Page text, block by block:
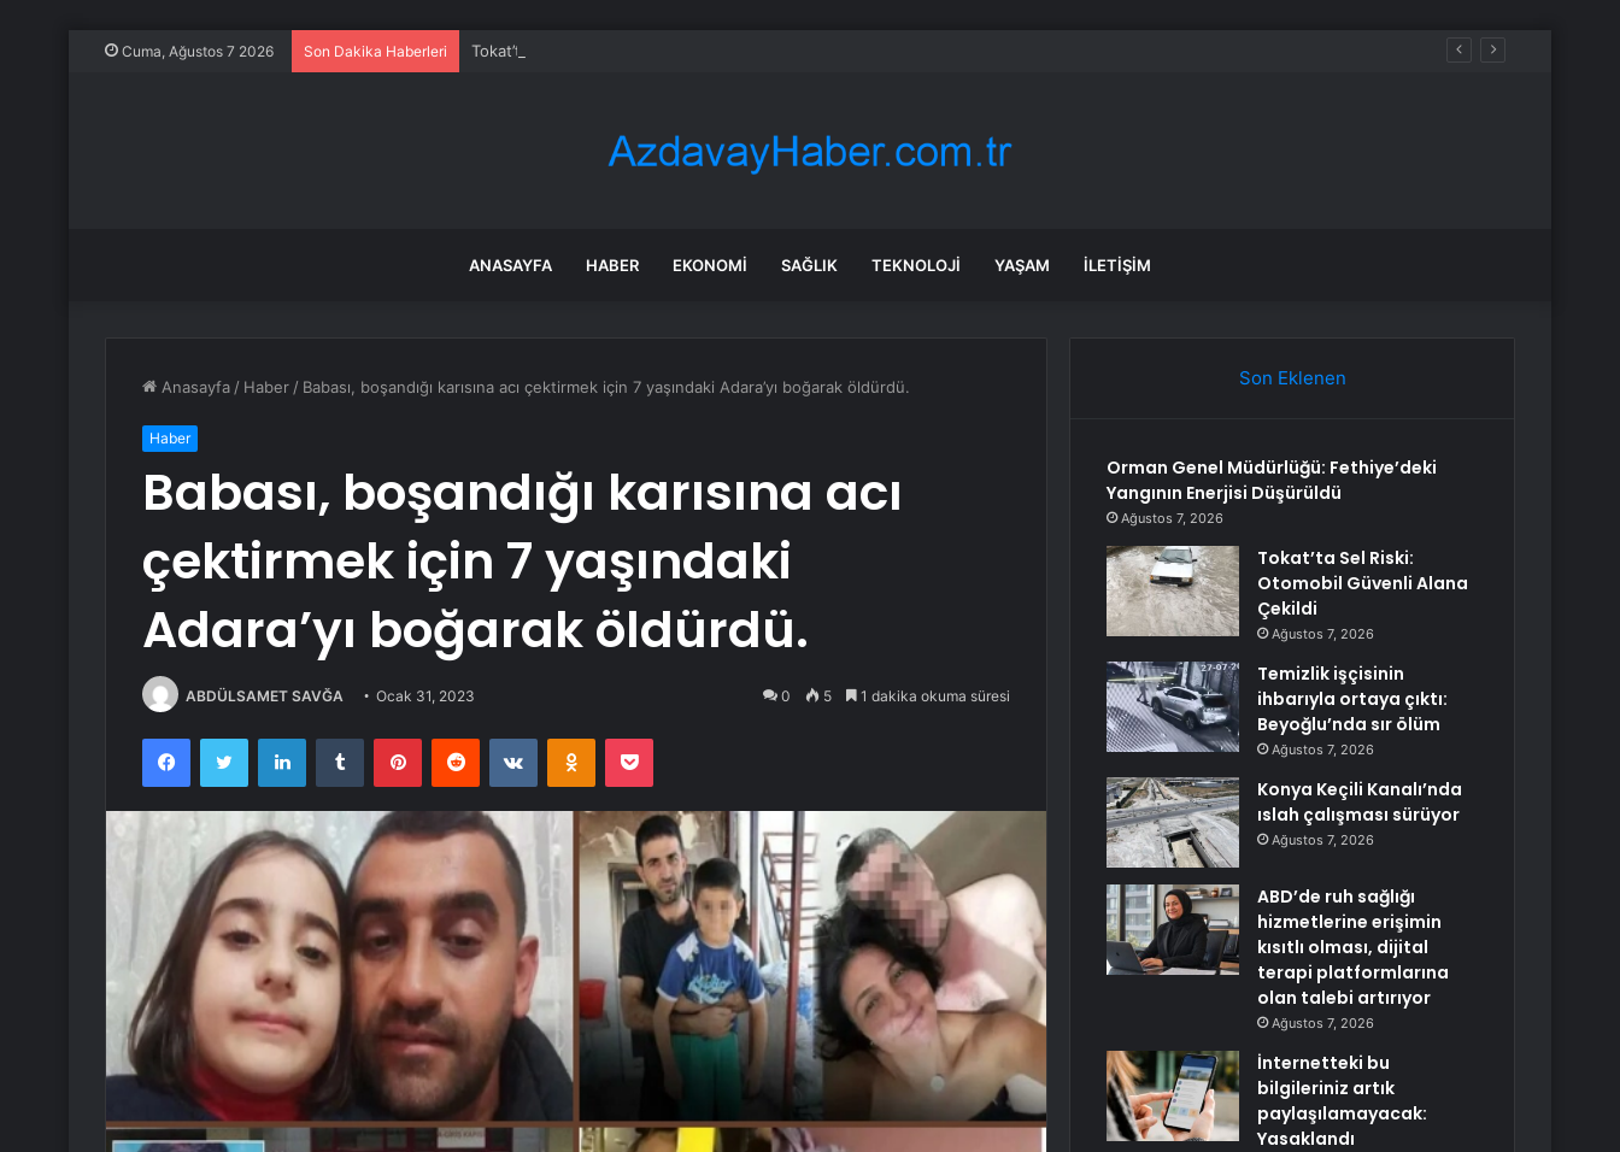
Cuma, Ağustos 7 2026 Son Dakika Haberleri Tokat’ta Sel Riski: Otomobil Güvenli Alana Çekildi
ANASAYFA HABER EKONOMI SAĞLIK TEKNOLOJI YAŞAM İLETIŞIM
Anasayfa / Haber / Babası, boşandığı karısına acı çektirmek için 7 yaşındaki Adara’yı boğarak öldürdü.
Haber
Babası, boşandığı karısına acı
çektirmek için 7 yaşındaki
Adara’yı boğarak öldürdü.
ABDÜLSAMET SAVĞA Ocak 31, 2023 0 5 1 dakika okuma süresi
FacebookTwitter LinkedInTumblr PinterestReddit VKontakteOdnoklassniki
Pocket
Son Eklenen
Orman Genel Müdürlüğü: Fethiye’deki
Yangının Enerjisi Düşürüldü
Ağustos 7, 2026
Tokat’ta Sel Riski:
Otomobil Güvenli Alana
Çekildi
Ağustos 7, 2026
Temizlik işçisinin
ihbarıyla ortaya çıktı:
Beyoğlu’nda sır ölüm
Ağustos 7, 2026
Konya Keçili Kanalı’nda
ıslah çalışması sürüyor
Ağustos 7, 2026
ABD’de ruh sağlığı
hizmetlerine erişimin
kısıtlı olması, dijital
terapi platformlarına
olan talebi artırıyor
Ağustos 7, 2026
İnternetteki bu
bilgileriniz artık
paylaşılamayacak:
Yasaklandı